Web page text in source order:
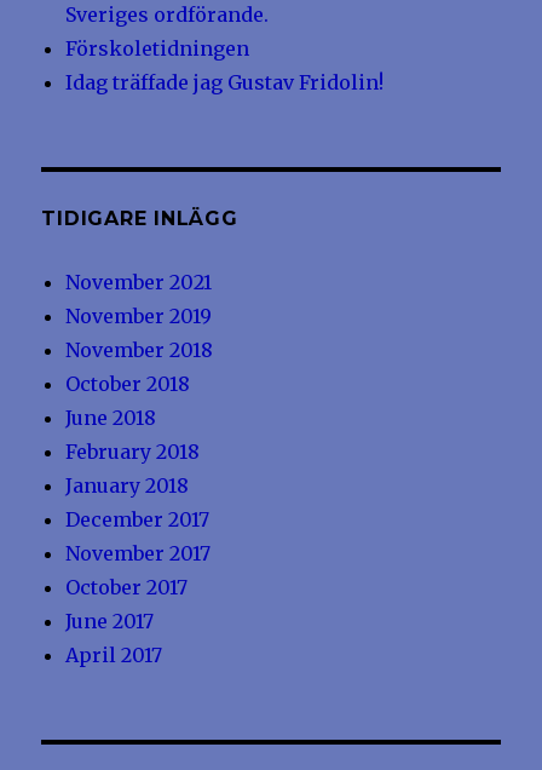
Sveriges ordförande.
Förskoletidningen
Idag träffade jag Gustav Fridolin!
TIDIGARE INLÄGG
November 2021
November 2019
November 2018
October 2018
June 2018
February 2018
January 2018
December 2017
November 2017
October 2017
June 2017
April 2017